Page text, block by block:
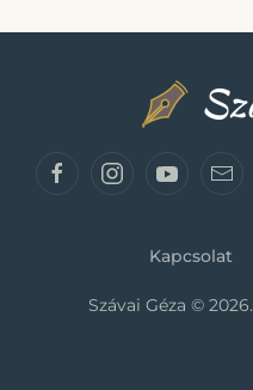
Kapcsolat
Szávai Géza © 2026.